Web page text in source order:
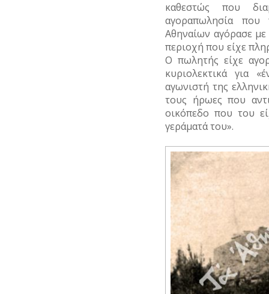
καθεστώς που
αγοραπωλησία που
Αθηναίων αγόρασε
περιοχή που είχε
Ο πωλητής είχε
κυριολεκτικά για «
αγωνιστή της
τους ήρωες που
οικόπεδο που του
γεράματάτου».